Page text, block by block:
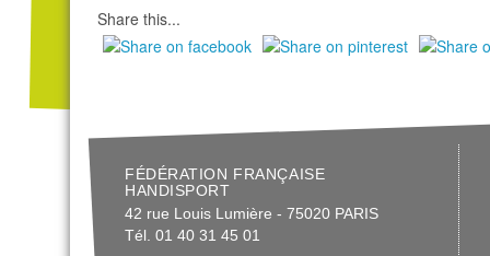
Share this...
FÉDÉRATION FRANÇAISE
HANDISPORT
42 rue Louis Lumière - 75020 PARIS
Tél. 01 40 31 45 01